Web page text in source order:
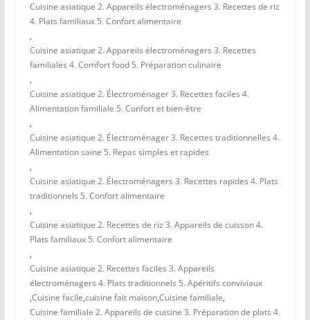
Cuisine asiatique 2. Appareils électroménagers 3. Recettes de riz
4. Plats familiaux 5. Confort alimentaire
,
Cuisine asiatique 2. Appareils électroménagers 3. Recettes
familiales 4. Comfort food 5. Préparation culinaire
,
Cuisine asiatique 2. Électroménager 3. Recettes faciles 4.
Alimentation familiale 5. Confort et bien-être
,
Cuisine asiatique 2. Électroménager 3. Recettes traditionnelles 4.
Alimentation saine 5. Repas simples et rapides
,
Cuisine asiatique 2. Électroménagers 3. Recettes rapides 4. Plats
traditionnels 5. Confort alimentaire
,
Cuisine asiatique 2. Recettes de riz 3. Appareils de cuisson 4.
Plats familiaux 5. Confort alimentaire
,
Cuisine asiatique 2. Recettes faciles 3. Appareils
électroménagers 4. Plats traditionnels 5. Apéritifs conviviaux
,Cuisine facile,cuisine fait maison,Cuisine familiale,
Cuisine familiale 2. Appareils de cuisine 3. Préparation de plats 4.